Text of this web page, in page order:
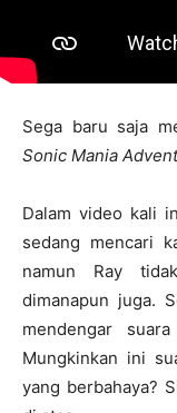
Sega baru saja
Sonic Mania
Dalam video kali
sedang mencari
namun Ray
dimanapun juga.
mendengar
Mungkinkan ini
yang berbahaya?